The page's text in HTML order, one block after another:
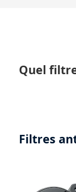
Quel
Filtres